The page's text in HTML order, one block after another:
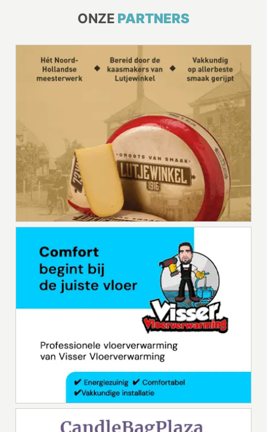
ONZE PARTNERS